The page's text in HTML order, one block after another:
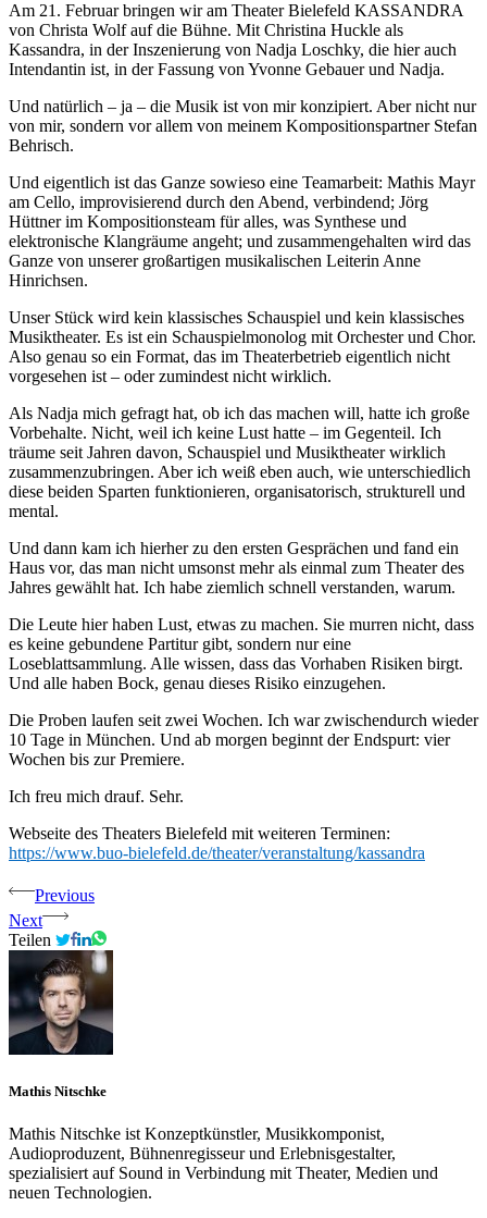
Am 21. Februar bringen wir am Theater Bielefeld KASSANDRA
von Christa Wolf auf die Bühne. Mit Christina Huckle als
Kassandra, in der Inszenierung von Nadja Loschky, die hier auch
Intendantin ist, in der Fassung von Yvonne Gebauer und Nadja.
Und natürlich – ja – die Musik ist von mir konzipiert. Aber nicht nur
von mir, sondern vor allem von meinem Kompositionspartner Stefan
Behrisch.
Und eigentlich ist das Ganze sowieso eine Teamarbeit: Mathis Mayr
am Cello, improvisierend durch den Abend, verbindend; Jörg
Hüttner im Kompositionsteam für alles, was Synthese und
elektronische Klangräume angeht; und zusammengehalten wird das
Ganze von unserer großartigen musikalischen Leiterin Anne
Hinrichsen.
Unser Stück wird kein klassisches Schauspiel und kein klassisches
Musiktheater. Es ist ein Schauspielmonolog mit Orchester und Chor.
Also genau so ein Format, das im Theaterbetrieb eigentlich nicht
vorgesehen ist – oder zumindest nicht wirklich.
Als Nadja mich gefragt hat, ob ich das machen will, hatte ich große
Vorbehalte. Nicht, weil ich keine Lust hatte – im Gegenteil. Ich
träume seit Jahren davon, Schauspiel und Musiktheater wirklich
zusammenzubringen. Aber ich weiß eben auch, wie unterschiedlich
diese beiden Sparten funktionieren, organisatorisch, strukturell und
mental.
Und dann kam ich hierher zu den ersten Gesprächen und fand ein
Haus vor, das man nicht umsonst mehr als einmal zum Theater des
Jahres gewählt hat. Ich habe ziemlich schnell verstanden, warum.
Die Leute hier haben Lust, etwas zu machen. Sie murren nicht, dass
es keine gebundene Partitur gibt, sondern nur eine
Loseblattsammlung. Alle wissen, dass das Vorhaben Risiken birgt.
Und alle haben Bock, genau dieses Risiko einzugehen.
Die Proben laufen seit zwei Wochen. Ich war zwischendurch wieder
10 Tage in München. Und ab morgen beginnt der Endspurt: vier
Wochen bis zur Premiere.
Ich freu mich drauf. Sehr.
Webseite des Theaters Bielefeld mit weiteren Terminen:
https://www.buo-bielefeld.de/theater/veranstaltung/kassandra
Previous
Next
Teilen
Mathis Nitschke
Mathis Nitschke ist Konzeptkünstler, Musikkomponist,
Audioproduzent, Bühnenregisseur und Erlebnisgestalter,
spezialisiert auf Sound in Verbindung mit Theater, Medien und
neuen Technologien.